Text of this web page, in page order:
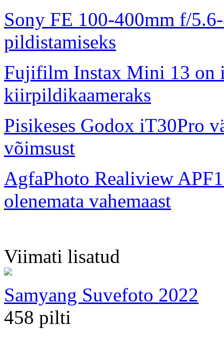
Sony FE 100-400mm f/
pildistamiseks
Fujifilm Instax Mini 13 on
kiirpildikaameraks
Pisikeses Godox iT30Pro
võimsust
AgfaPhoto Realiview
olenemata vahemaast
Viimati lisatud
Samyang Suvefoto 2022
458 pilti